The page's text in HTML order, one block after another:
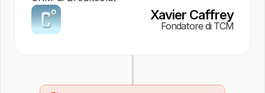
Xavier Caffrey
Fondatore di TCM